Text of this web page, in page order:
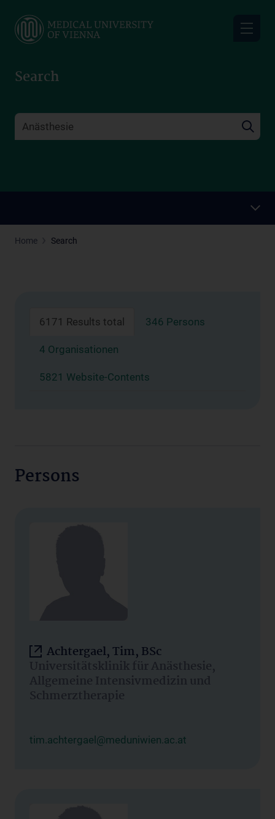
main
Search
Home Search
6171 Results total 346 Persons
4 Organisationen
5821 Website-Contents
Persons
Achtergael, Tim, BSc
Universitätsklinik für Anästhesie,
Allgemeine Intensivmedizin und
Schmerztherapie
tim.achtergael@meduniwien.ac.at